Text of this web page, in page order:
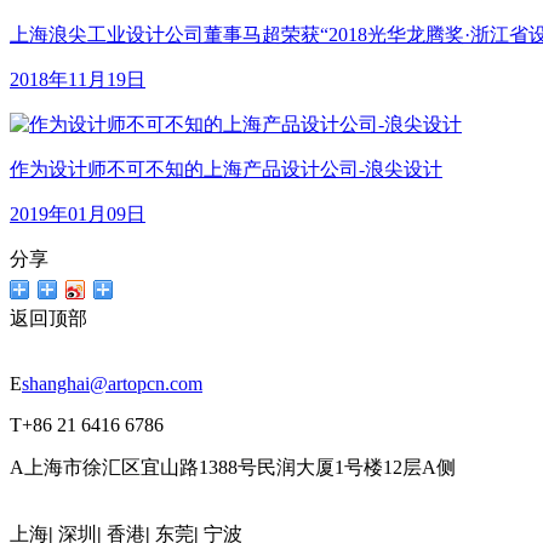
上海浪尖工业设计公司董事马超荣获“2018光华龙腾奖·浙江省
2018年11月19日
作为设计师不可不知的上海产品设计公司-浪尖设计
2019年01月09日
分享
返回顶部
Eshanghai@artopcn.com
T+86 21 6416 6786
A 上海市徐汇区宜山路1388号民润大厦1号楼12层A侧
上海| 深圳 | 香港| 东莞| 宁波